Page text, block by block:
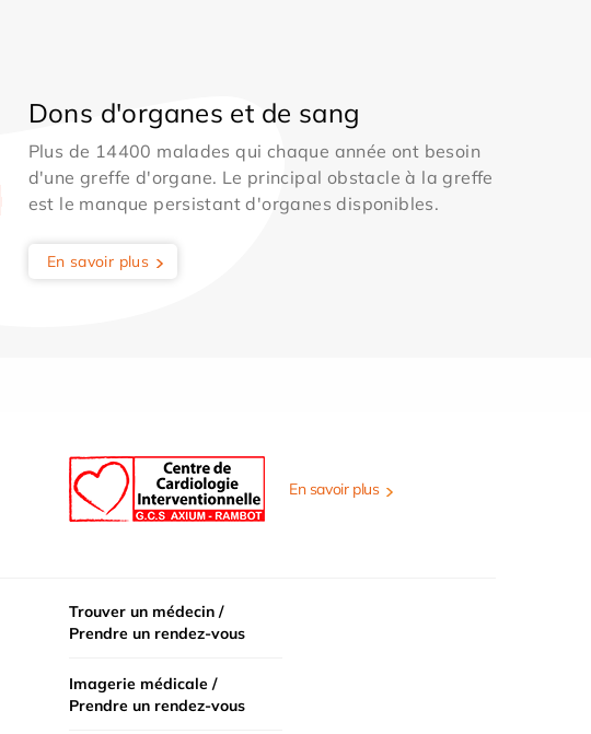
Dons d'organes et de sang
Plus de 14400 malades qui chaque année ont besoin
d'une greffe d'organe. Le principal obstacle à la greffe
est le manque persistant d'organes disponibles.
En savoir plus
En savoir plus
Trouver un médecin /
Prendre un rendez-vous
Imagerie médicale /
Prendre un rendez-vous